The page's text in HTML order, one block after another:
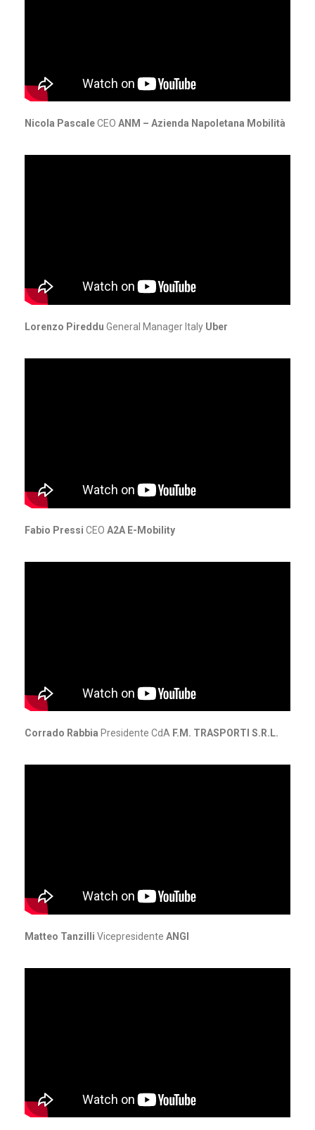
Nicola PascaleCEO ANM – Azienda Napoletana Mobilità
Lorenzo Pireddu General Manager Italy Uber
Fabio Pressi CEO A2A E-Mobility
Corrado Rabbia Presidente CdA F.M. TRASPORTI S.R.L.
Matteo Tanzilli Vicepresidente ANGI